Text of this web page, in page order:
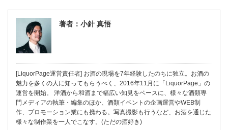
著者：小針 真悟
[LiquorPage運営責任者] お酒の現場を7年経験したのちに独立。お酒の
魅力を多くの人に知ってもらうべく、2016年11月に「LiquorPage」の
運営を開始。 洋酒から和酒まで幅広い知見をベースに、様々な酒類専
門メディアの執筆・編集のほか、酒類イベントの企画運営やWEB制
作、プロモーション業にも携わる。写真撮影も行うなど、お酒を通じた
様々な制作業を一人でこなす。(ただの酒好き)